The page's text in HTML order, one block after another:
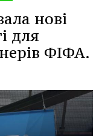
нові
для
ФІФА.